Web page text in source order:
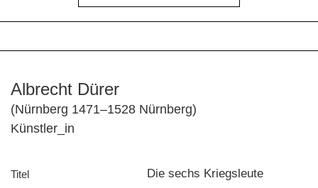
Albrecht Dürer
(Nürnberg 1471–1528 Nürnberg)
Künstler_in
Titel Die sechs Kriegsleute